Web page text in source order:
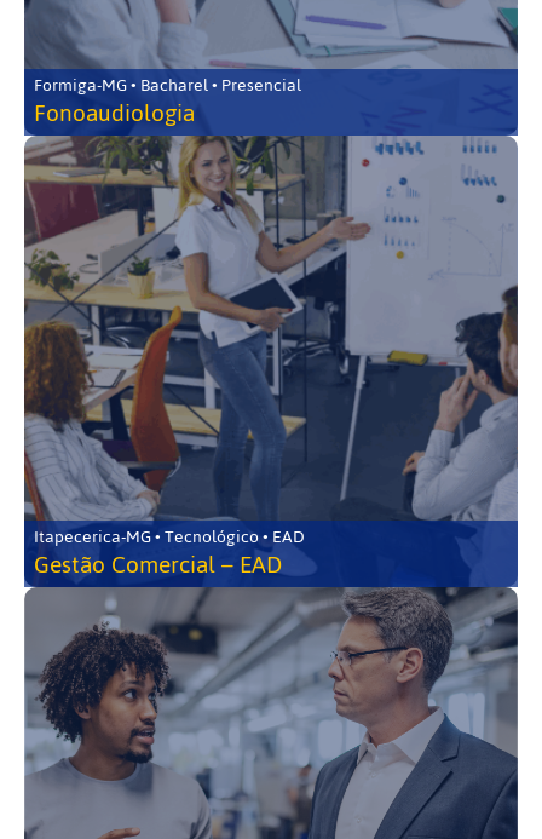
Formiga-MG • Bacharel • Presencial
Fonoaudiologia
Itapecerica-MG • Tecnológico • EAD
Gestão Comercial – EAD